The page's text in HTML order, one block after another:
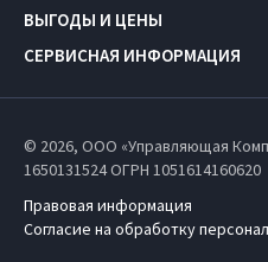
ВЫГОДЫ И ЦЕНЫ
СЕРВИСНАЯ ИНФОРМАЦИЯ
© 2026, ООО «Управляющая
1650131524ОГРН 1051614160620
Правовая информация
Согласие на обработку